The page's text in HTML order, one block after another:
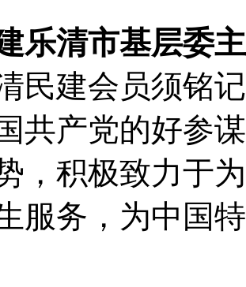
清市基层委主
建会员须铭记
共产党的好参
，积极致力于
服务，为中国